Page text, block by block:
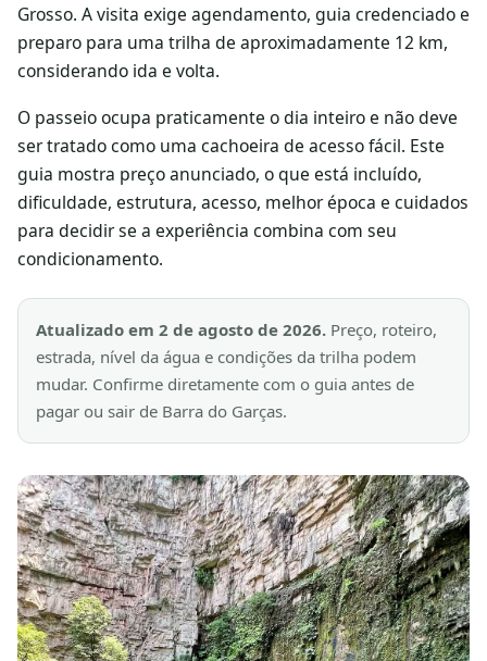
Grosso. A visita exige agendamento, guia credenciado e
preparo para uma trilha de aproximadamente 12 km,
considerando ida e volta.
O passeio ocupa praticamente o dia inteiro e não deve
ser tratado como uma cachoeira de acesso fácil. Este
guia mostra preço anunciado, o que está incluído,
dificuldade, estrutura, acesso, melhor época e cuidados
para decidir se a experiência combina com seu
condicionamento.
Atualizado em 2 de agosto de 2026. Preço, roteiro,
estrada, nível da água e condições da trilha podem
mudar. Confirme diretamente com o guia antes de
pagar ou sair de Barra do Garças.